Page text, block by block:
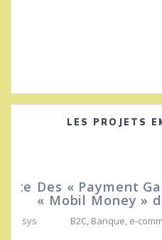
LES PROJETS
Des « Payment
« Mobil Money »
,Banque,e-